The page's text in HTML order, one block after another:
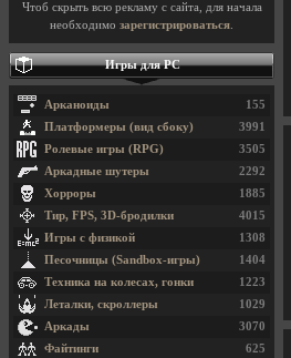
Чтоб скрыть всю рекламу с сайта, для начала
необходимо зарегистрироваться
Игры для PC
155
Арканоиды
3991
Платформеры (вид сбоку)
3505
Ролевые игры (RPG)
2292
Аркадные шутеры
1885
Хорроры
4015
Тир, FPS, 3D-бродилки
1308
Игры с физикой
1404
Песочницы (Sandbox-игры)
1223
Техника на колесах, гонки
1029
Леталки, скроллеры
3070
Аркады
625
Файтинги